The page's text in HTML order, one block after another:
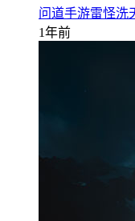
问道手游雷怪洗
1年前